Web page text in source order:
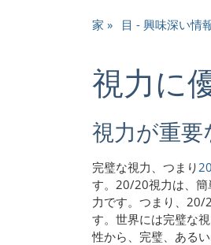
家 目 - 興味深い情
視力に
視力が重
完璧な視力、つまり
す。20/20視力は、簡
力です。つまり、20/
す。世界には完璧な
性から、完璧、ある